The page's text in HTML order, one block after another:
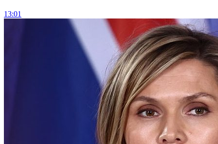
13:01